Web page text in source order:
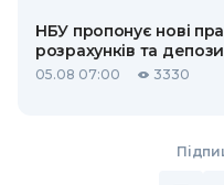
НБУ пропонує нові
розрахунків та
05.08 07:00 3330